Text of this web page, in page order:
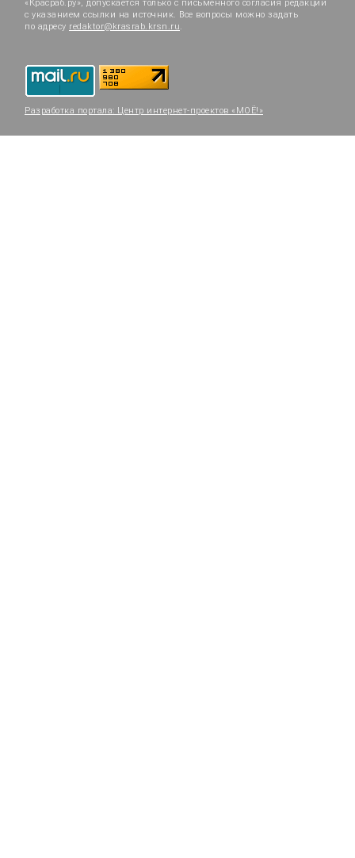
«Красраб.ру», допускается только с письменного согласия редакции
с указанием ссылки на источник. Все вопросы можно задать
по адресу redaktor@krasrab.krsn.ru.
Разработка портала: Центр интернет-проектов «МОЁ!»